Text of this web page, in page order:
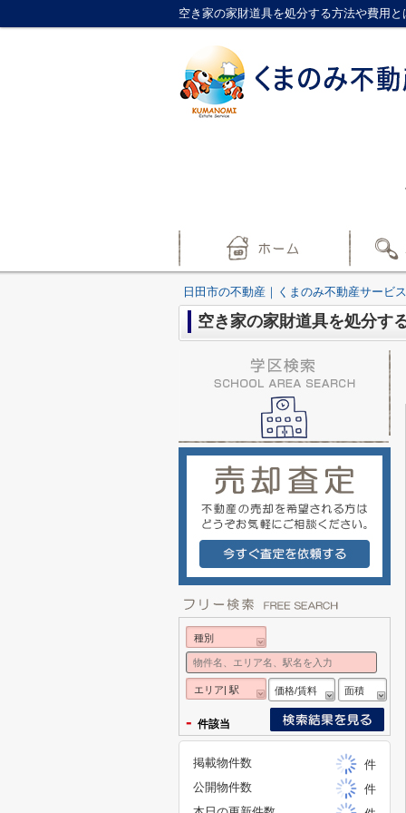
空き家の家財道具を処分する方法や費用
日田市の不動産｜くまのみ不動産サービス
空き家の家財道具を処分す
種別
エリア| 駅 価格/賃料 面積
- 件該当
掲載物件数
件
公開物件数
件